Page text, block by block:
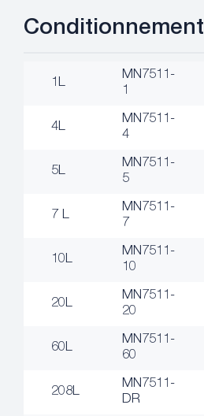
Conditionnement
1L
MN7511-
1
4L
MN7511-
4
5L
MN7511-
5
7 L
MN7511-
7
10L
MN7511-
10
20L
MN7511-
20
60L
MN7511-
60
208L
MN7511-
DR